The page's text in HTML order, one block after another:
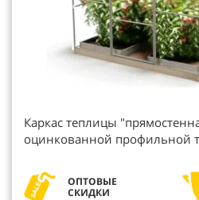
Каркас теплицы
оцинкованной профильной
ОПТОВЫЕ
СКИДКИ